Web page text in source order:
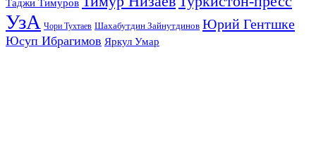
Таджи Тимуров
УзА Чори Тухтаев Шахабутдин Зайнутдинов Юрий Гентшке
Юсуп Ибрагимов Яркул Умар